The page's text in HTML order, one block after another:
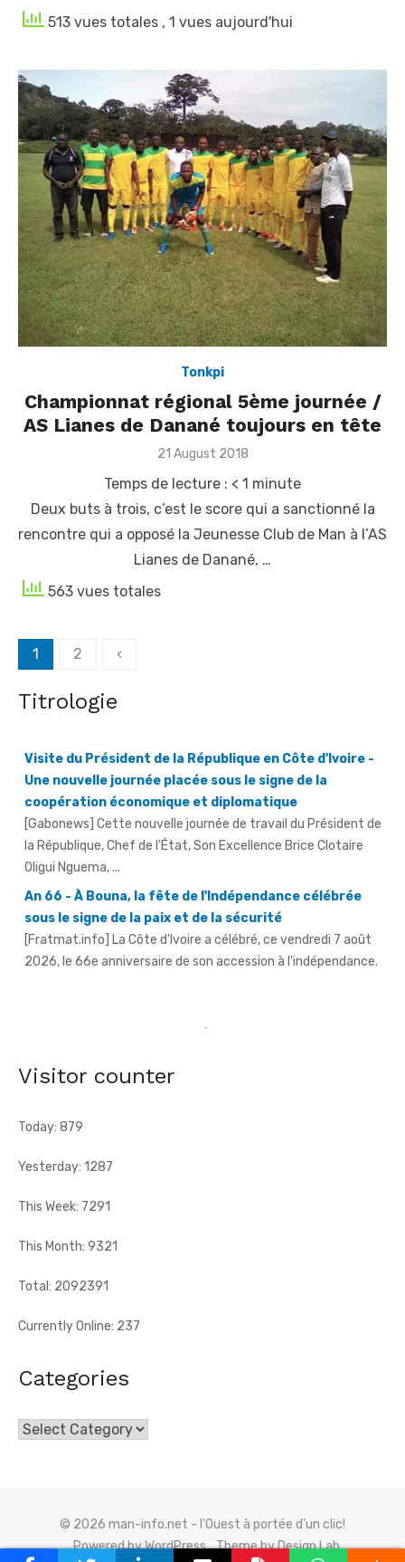
513 vues totales , 1 vues aujourd'hui
Tonkpi
Championnat régional 5ème journée /
AS Lianes de Danané toujours en tête
Posted
21 August 2018
Temps de lecture : < 1 minute
Deux buts à trois, c’est le score qui a sanctionné la
rencontre qui a opposé la Jeunesse Club de Man à l’AS
Lianes de Danané, …
563 vues totales
Posts
1 2 ‹
Titrologie
Visite du Président de la République en Côte d'Ivoire -
coopération économique et diplomatique
la République, Chef de l'État, Son Excellence Brice Clotaire
Oligui Nguema, ...
An 66 - À Bouna, la fête de l'Indépendance célébrée
sous le signe de la paix et de la sécurité
[Fratmat.info] La Côte d'Ivoire a célébré, ce vendredi 7 août
2026, le 66e anniversaire de son accession à l'indépendance.
AN 66 - Abengourou - Le préfet engage la bataille
contre les fléaux qui freinent le développement
Visitor counter
Today: 879
Yesterday: 1287
This Week: 7291
This Month: 9321
Total: 2092391
Currently Online: 237
Categories
Categories
© 2026 man-info.net - l'Ouest à portée d'un clic!
Powered by WordPress
Theme by Design Lab